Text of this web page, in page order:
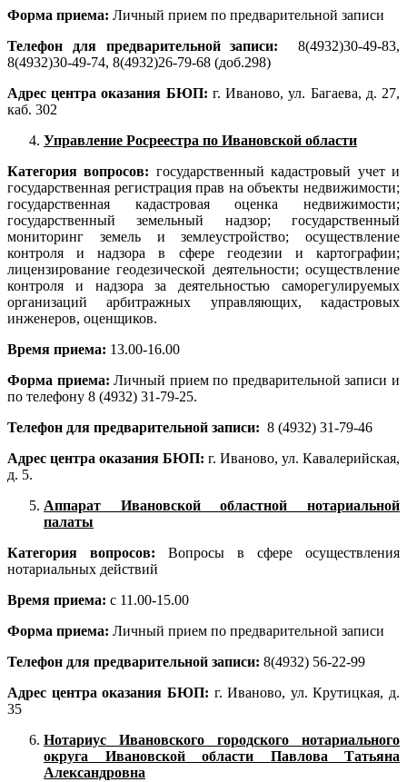
Форма приема: Личный прием по предварительной записи
Телефон для предварительной записи: 8(4932)30-49-83,
8(4932)30-49-74, 8(4932)26-79-68 (доб.298)
Адрес центра оказания БЮП: г. Иваново, ул. Багаева, д. 27,
каб. 302
Управление Росреестра по Ивановской области
Категория вопросов: государственный кадастровый учет и
государственная регистрация прав на объекты недвижимости;
государственная кадастровая оценка недвижимости;
государственный земельный надзор; государственный
мониторинг земель и землеустройство; осуществление
контроля и надзора в сфере геодезии и картографии;
лицензирование геодезической деятельности; осуществление
контроля и надзора за деятельностью саморегулируемых
организаций арбитражных управляющих, кадастровых
инженеров, оценщиков.
Время приема: 13.00-16.00
Форма приема: Личный прием по предварительной записи и
по телефону 8 (4932) 31-79-25.
Телефон для предварительной записи: 8 (4932) 31-79-46
Адрес центра оказания БЮП: г. Иваново, ул. Кавалерийская,
д. 5.
Аппарат Ивановской областной нотариальной
палаты
Категория вопросов: Вопросы в сфере осуществления
нотариальных действий
Время приема: с 11.00-15.00
Форма приема: Личный прием по предварительной записи
Телефон для предварительной записи: 8(4932) 56-22-99
Адрес центра оказания БЮП: г. Иваново, ул. Крутицкая, д.
35
Нотариус Ивановского городского нотариального
округа Ивановской области Павлова Татьяна
Александровна